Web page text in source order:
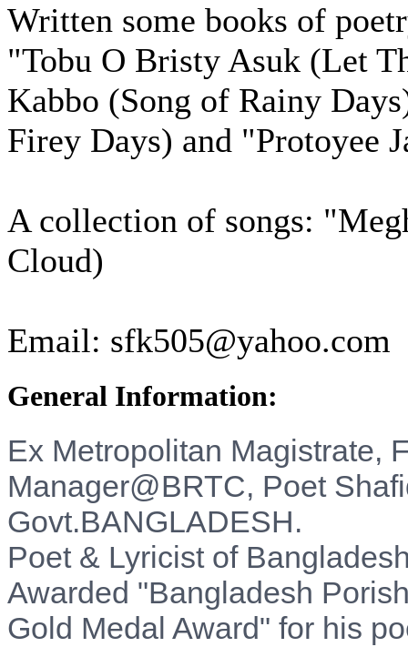
Written some books of
"Tobu O Bristy Asuk (Let
Kabbo (Song of Rainy
Firey Days) and "Protoyee
A collection of songs:
Cloud)
Email: sfk505@yahoo.com
General Information:
Ex Metropolitan Magistrate,
Manager@BRTC, Poet
Govt.BANGLADESH.
Poet & Lyricist of
Awarded "Bangladesh
Gold Medal Award" for his